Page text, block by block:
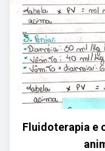
Fluidoterapia e